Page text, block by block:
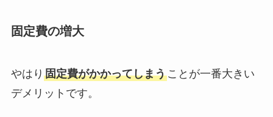
固定費の増大
やはり 固定費がかかってしまうことが一番大きい
デメリットです。